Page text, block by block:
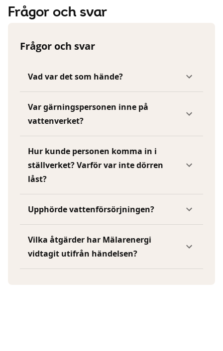
Frågor och svar
Frågor och svar
Vad var det som hände?
Var gärningspersonen inne på
vattenverket?
Hur kunde personen komma in i
ställverket? Varför var inte dörren
låst?
Upphörde vattenförsörjningen?
Vilka åtgärder har Mälarenergi
vidtagit utifrån händelsen?